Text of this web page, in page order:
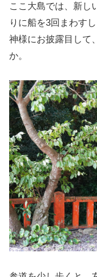
ここ大島では、新し
りに船を3回まわす
神様にお披露目して
か。